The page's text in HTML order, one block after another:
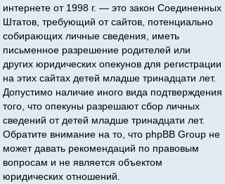
интернете от 1998 г. — это закон Соединенных
Штатов, требующий от сайтов, потенциально
собирающих личные сведения, иметь
письменное разрешение родителей или
других юридических опекунов для регистрации
на этих сайтах детей младше тринадцати лет.
Допустимо наличие иного вида подтверждения
того, что опекуны разрешают сбор личных
сведений от детей младше тринадцати лет.
Обратите внимание на то, что phpBB Group не
может давать рекомендаций по правовым
вопросам и не является объектом
юридических отношений.